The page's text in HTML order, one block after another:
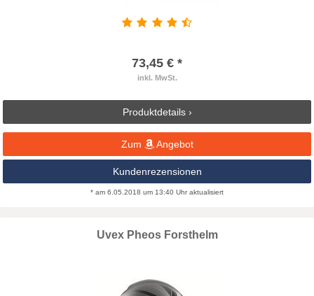
73,45 € *
inkl. MwSt.
Produktdetails ›
Zum Angebot
Kundenrezensionen
* am 6.05.2018 um 13:40 Uhr aktualisiert
Uvex Pheos Forsthelm